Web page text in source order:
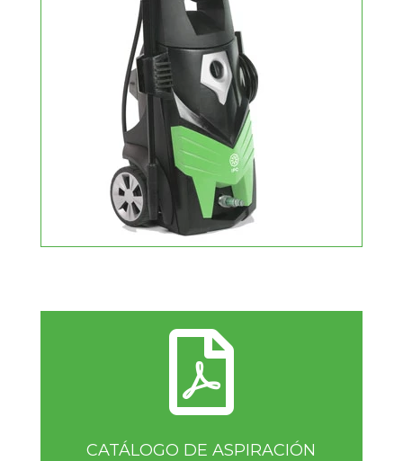

CATÁLOGO DE ASPIRACIÓN